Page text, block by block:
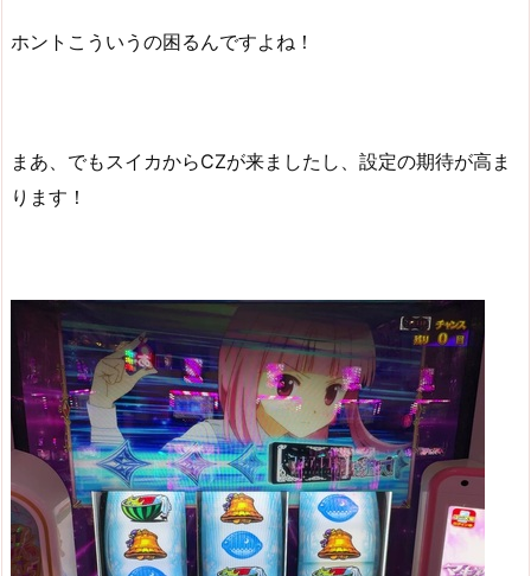
ホントこういうの困るんですよね！
まあ、でもスイカからCZが来ましたし、設定の期待が高ま
ります！